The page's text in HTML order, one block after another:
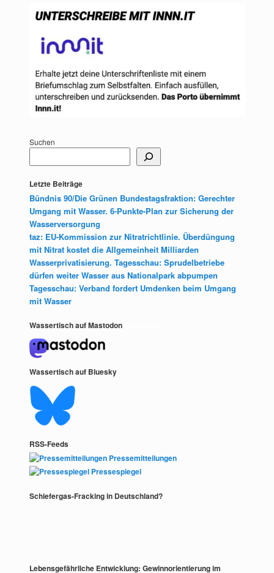
Suchen
Letzte Beiträge
Bündnis 90/Die Grünen Bundestagsfraktion: Gerechter
Umgang mit Wasser. 6-Punkte-Plan zur Sicherung der
Wasserversorgung
taz: EU-Kommission zur Nitratrichtlinie. Überdüngung
mit Nitrat kostet die Allgemeinheit Milliarden
Wasserprivatisierung. Tagesschau: Sprudelbetriebe
dürfen weiter Wasser aus Nationalpark abpumpen
Tagesschau: Verband fordert Umdenken beim Umgang
mit Wasser
Wassertisch auf Mastodon
Wassertisch auf Bluesky
RSS-Feeds
Pressemitteilungen
Pressespiegel
Schiefergas-Fracking in Deutschland?
Lebensgefährliche Entwicklung: Gewinnorientierung im